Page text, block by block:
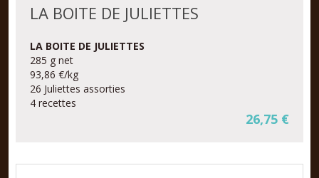
LA BOITE DE JULIETTES
LA BOITE DE JULIETTES
285 g net
93,86 €/kg
26 Juliettes assorties
4 recettes
26,75 €